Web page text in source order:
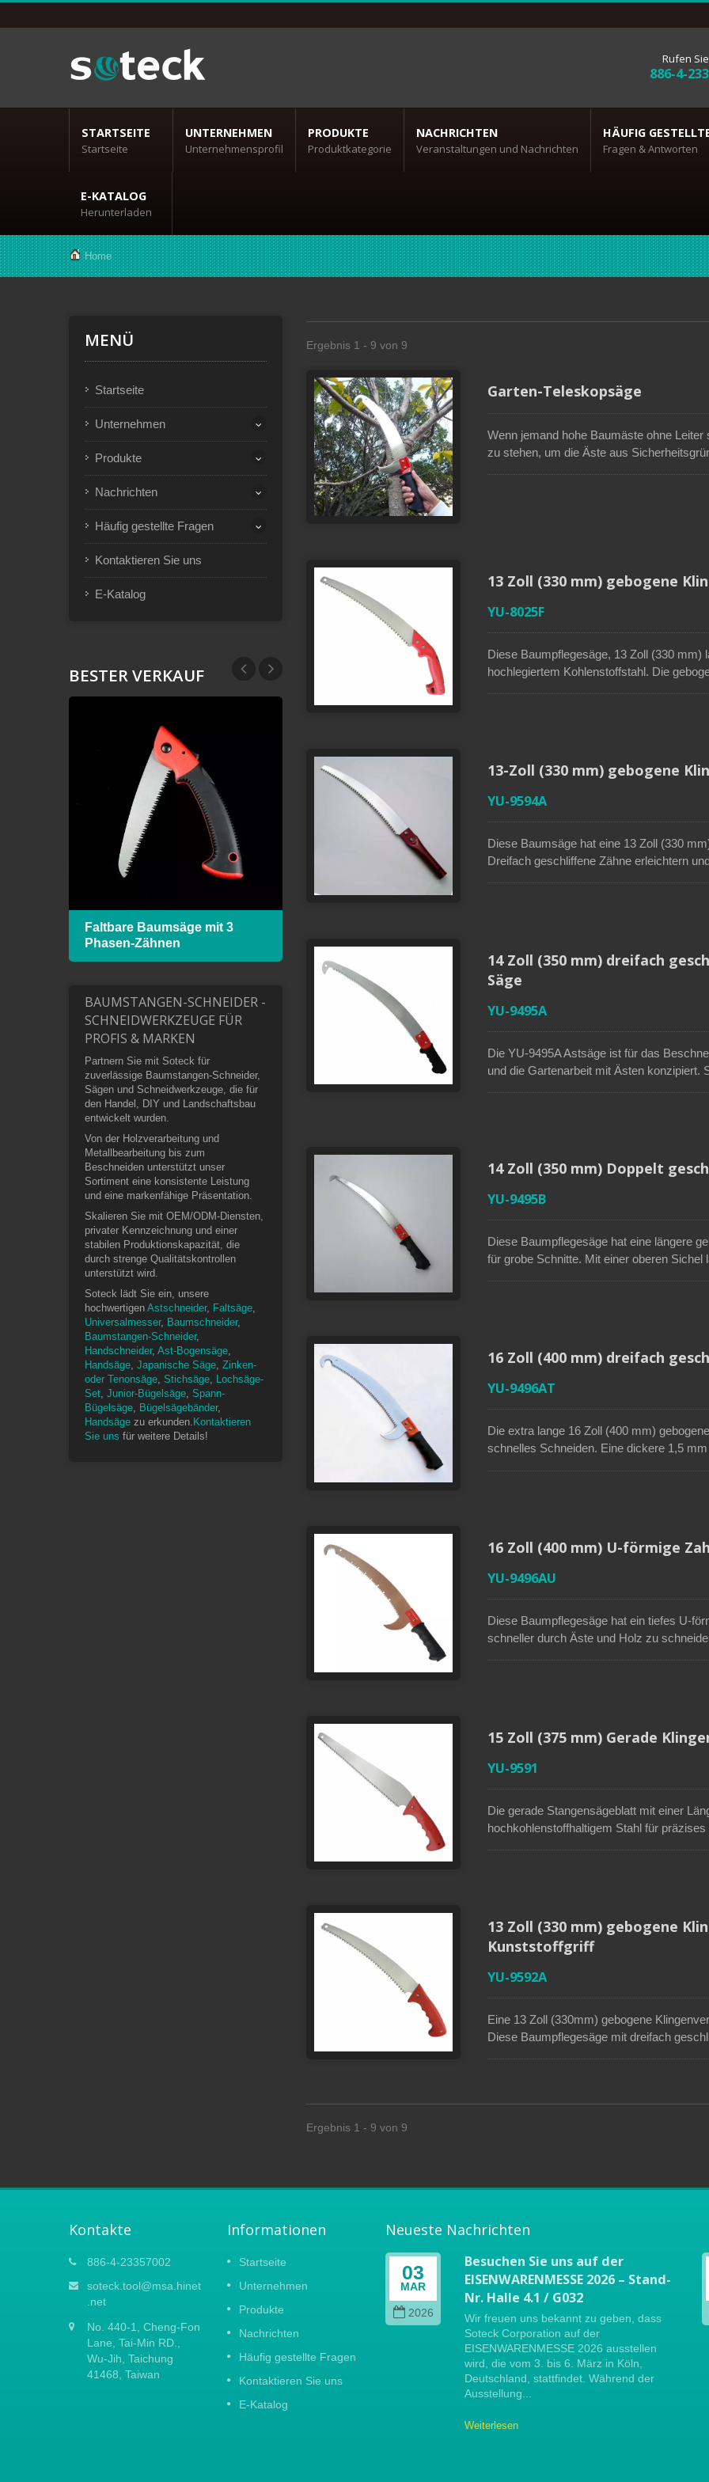
Rufen
886-4-
STARTSEITE
Startseite
UNTERNEHMEN
Unternehmensprofil
PRODUKTE
Produktkategorie
NACHRICHTEN
Veranstaltungen und Nachrichten
HÄUFIG
Fragen & Antworten
E-KATALOG
Herunterladen
Home
MENÜ
Startseite
Unternehmen
Produkte
Nachrichten
Häufig gestellte Fragen
Kontaktieren Sie uns
E-Katalog
BESTER VERKAUF
Faltbare Baumsäge mit 3
Phasen-Zähnen
BAUMSTANGEN-SCHNEIDER -
SCHNEIDWERKZEUGE FÜR
PROFIS & MARKEN
Partnern Sie mit Soteck für
zuverlässige Baumstangen-Schneider,
Sägen und Schneidwerkzeuge, die für
den Handel, DIY und Landschaftsbau
entwickelt wurden.
Von der Holzverarbeitung und
Metallbearbeitung bis zum
Beschneiden unterstützt unser
Sortiment eine konsistente Leistung
und eine markenfähige Präsentation.
Skalieren Sie mit OEM/ODM-Diensten,
privater Kennzeichnung und einer
stabilen Produktionskapazität, die
durch strenge Qualitätskontrollen
unterstützt wird.
Soteck lädt Sie ein, unsere
hochwertigen Astschneider, Faltsäge,
Universalmesser, Baumschneider,
Baumstangen-Schneider,
Handschneider, Ast-Bogensäge,
Handsäge, Japanische Säge, Zinken-
oder Tenonsäge, Stichsäge, Lochsäge-
Set, Junior-Bügelsäge, Spann-
Bügelsäge, Bügelsägebänder,
Handsäge zu erkunden. Kontaktieren
Sie uns für weitere Details!
Ergebnis 1 - 9 von 9
Garten-Teleskopsäge
Wenn jemand hohe Baumäste ohne
zu stehen, um die Äste aus
13 Zoll (330 mm) gebogene
YU-8025F
Diese Baumpflegesäge, 13 Zoll (330
hochlegiertem Kohlenstoffstahl. Die
13-Zoll (330 mm) gebogene
YU-9594A
Diese Baumsäge hat eine 13 Zoll (330
Dreifach geschliffene Zähne erleichtern
14 Zoll (350 mm) dreifach
Säge
YU-9495A
Die YU-9495A Astsäge ist für das
und die Gartenarbeit mit Ästen konzipiert.
14 Zoll (350 mm) Doppelt
YU-9495B
Diese Baumpflegesäge hat eine längere
für grobe Schnitte. Mit einer oberen
Montage zu erleichtern.
16 Zoll (400 mm) dreifach
YU-9496AT
Die extra lange 16 Zoll (400 mm)
schnelles Schneiden. Eine dickere 1,5
16 Zoll (400 mm) U-förmige
YU-9496AU
Diese Baumpflegesäge hat ein tiefes U-
schneller durch Äste und Holz zu
können.
15 Zoll (375 mm) Gerade
YU-9591
Die gerade Stangensägeblatt mit einer
hochkohlenstoffhaltigem Stahl für
13 Zoll (330 mm) gebogene
Kunststoffgriff
YU-9592A
Eine 13 Zoll (330mm) gebogene
Diese Baumpflegesäge mit dreifach
dass Leitern benötigt werden. Diese
Ergebnis 1 - 9 von 9
Kontakte
886-4-23357002
soteck.tool@msa.hinet
.net
No. 440-1, Cheng-Fon
Lane, Tai-Min RD.,
Wu-Jih, Taichung
41468, Taiwan
Informationen
Startseite
Unternehmen
Produkte
Nachrichten
Häufig gestellte Fragen
Kontaktieren Sie uns
E-Katalog
Neueste Nachrichten
15
APR
Die Frühjahrsmesse 2021
Aufgrund des neuen Coronavirus-
beschlossen, alle Auslandsdienstreisen
vorübergehend auszusetzen. Es tut uns
leid, Ihnen mitteilen zu müssen, dass wir
nicht...
03
MAR
2026
Besuchen Sie uns auf der
EISENWARENMESSE 2026 – Stand-
Nr. Halle 4.1 / G032
Wir freuen uns bekannt zu geben, dass
Soteck Corporation auf der
EISENWARENMESSE 2026 ausstellen
wird, die vom 3. bis 6. März in Köln,
Deutschland, stattfindet. Während der
Ausstellung...
Weiterlesen